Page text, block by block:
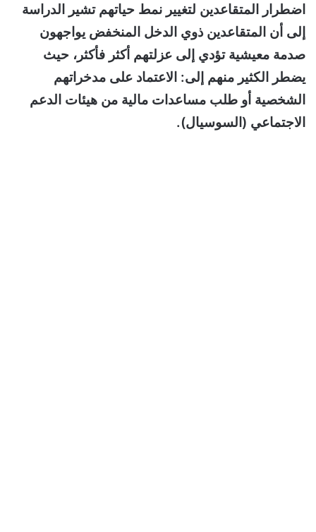
اضطرار المتقاعدين لتغيير نمط حياتهم تشير الدراسة
إلى أن المتقاعدين ذوي الدخل المنخفض يواجهون
صدمة معيشية تؤدي إلى عزلتهم أكثر فأكثر، حيث
يضطر الكثير منهم إلى: الاعتماد على مدخراتهم
الشخصية أو طلب مساعدات مالية من هيئات الدعم
الاجتماعي (السوسيال).